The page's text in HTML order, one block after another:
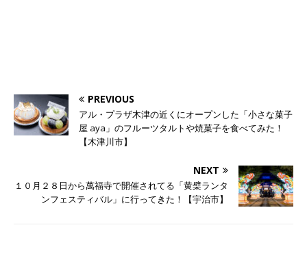
PREVIOUS
アル・プラザ木津の近くにオープンした「小さな菓子
屋 aya」のフルーツタルトや焼菓子を食べてみた！
【木津川市】
NEXT
１０月２８日から萬福寺で開催されてる「黄檗ランタ
ンフェスティバル」に行ってきた！【宇治市】